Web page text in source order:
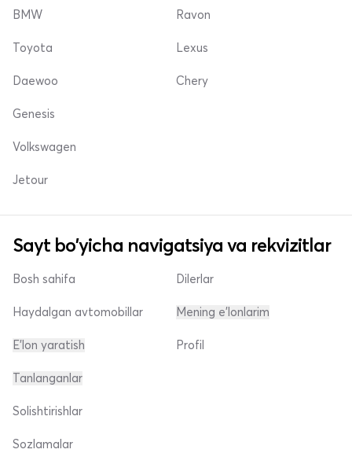
BMW
Toyota
Daewoo
Ravon
Lexus
Chery
Genesis
Volkswagen
Jetour
Sayt bo'yicha navigatsiya va rekvizitlar
Bosh sahifa
Haydalgan avtomobillar
E'lon yaratish
Dilerlar
Mening e'lonlarim
Profil
Tanlanganlar
Solishtirishlar
Sozlamalar